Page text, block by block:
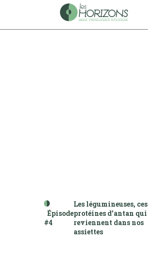
Épisode
#4
Les légumineuses, ces
protéines d’antan qui
reviennent dans nos
assiettes